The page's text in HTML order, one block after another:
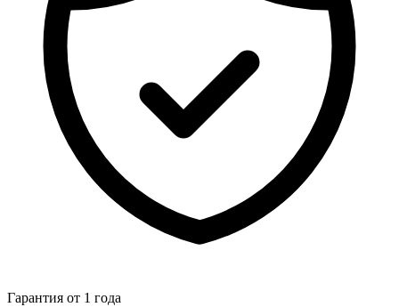
Гарантия от 1 года